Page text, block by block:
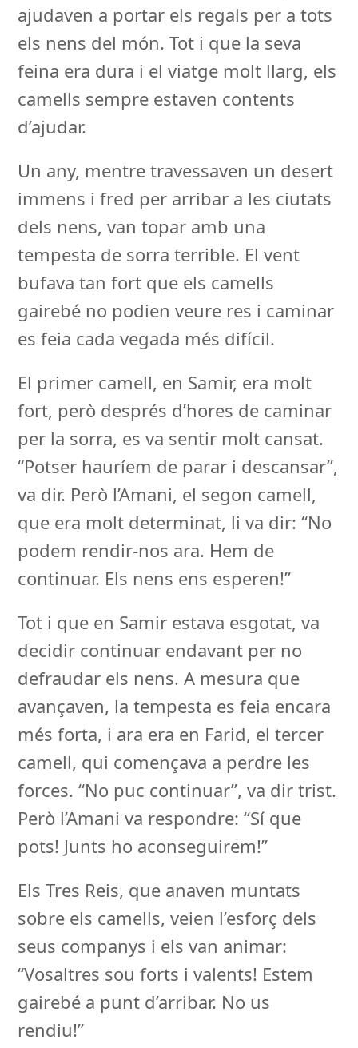
ajudaven a portar els regals per a tots
els nens del món. Tot i que la seva
feina era dura i el viatge molt llarg, els
camells sempre estaven contents
d’ajudar.
Un any, mentre travessaven un desert
immens i fred per arribar a les ciutats
dels nens, van topar amb una
tempesta de sorra terrible. El vent
bufava tan fort que els camells
gairebé no podien veure res i caminar
es feia cada vegada més difícil.
El primer camell, en Samir, era molt
fort, però després d’hores de caminar
per la sorra, es va sentir molt cansat.
“Potser hauríem de parar i descansar”,
va dir. Però l’Amani, el segon camell,
que era molt determinat, li va dir: “No
podem rendir-nos ara. Hem de
continuar. Els nens ens esperen!”
Tot i que en Samir estava esgotat, va
decidir continuar endavant per no
defraudar els nens. A mesura que
avançaven, la tempesta es feia encara
més forta, i ara era en Farid, el tercer
camell, qui començava a perdre les
forces. “No puc continuar”, va dir trist.
Però l’Amani va respondre: “Sí que
pots! Junts ho aconseguirem!”
Els Tres Reis, que anaven muntats
sobre els camells, veien l’esforç dels
seus companys i els van animar:
“Vosaltres sou forts i valents! Estem
gairebé a punt d’arribar. No us
rendiu!”